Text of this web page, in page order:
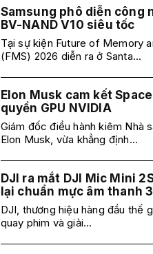
Samsung phô diễn công
BV-NAND V10 siêu tốc
Tại sự kiện Future of Memory
(FMS) 2026 diễn ra ở Santa...
Elon Musk cam kết
quyền GPU NVIDIA
Giám đốc điều hành kiêm Nhà
Elon Musk, vừa khẳng định...
DJI ra mắt DJI Mic Mini
lại chuẩn mực âm thanh
DJI, thương hiệu hàng đầu thế
quay phim và giải...